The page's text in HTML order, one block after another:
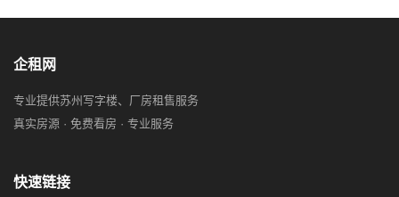
企租网
专业提供苏州写字楼、厂房租售服务
真实房源 · 免费看房 · 专业服务
快速链接